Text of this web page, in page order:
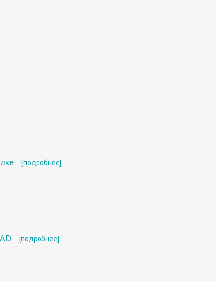
[подробнее]
[подробнее]